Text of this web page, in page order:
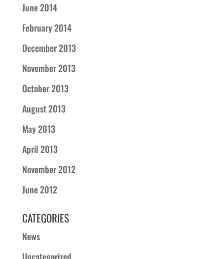
June 2014
February 2014
December 2013
November 2013
October 2013
August 2013
May 2013
April 2013
November 2012
June 2012
CATEGORIES
News
Uncategorized